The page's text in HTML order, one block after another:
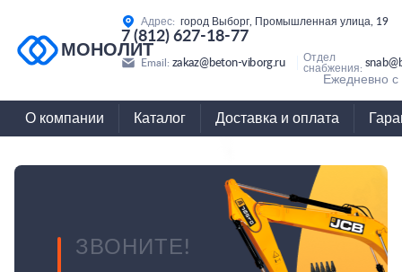
МОНОЛИТ
Адрес: город Выборг, Промышленная улица, 19
7 (812) 627-18-77
Email: zakaz@beton-viborg.ru
Отдел
снабжения:
Ежедневно
О компании Каталог Доставка и оплата
ЗВОНИТЕ!